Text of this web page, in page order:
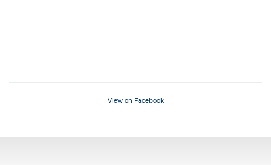
View on Facebook